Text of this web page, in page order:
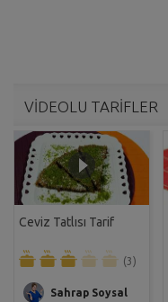
VİDEOLU TARİFLER
Ceviz Tatlısı Tarif
(3)
Sahrap Soysal